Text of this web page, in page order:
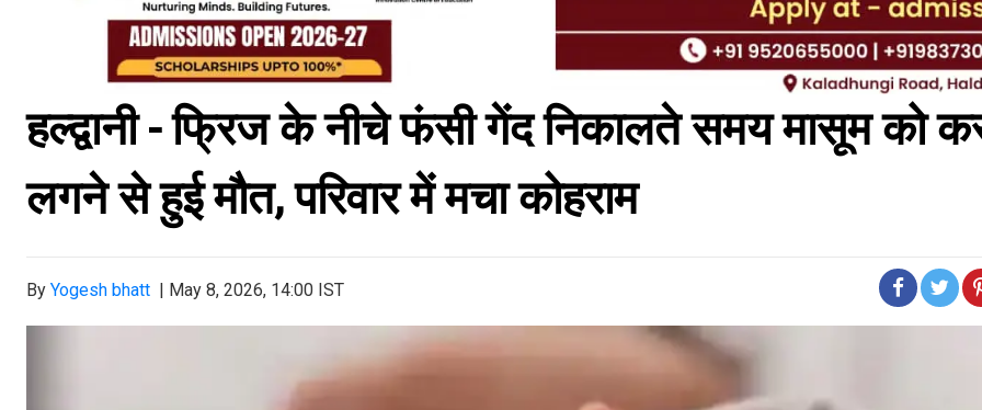
हल्द्वानी - फ्रिज के नीचे फंसी गेंद निकालते समय मासूम को
लगने से हुई मौत, परिवार में मचा कोहराम
By Yogesh bhatt | May 8, 2026, 14:00 IST